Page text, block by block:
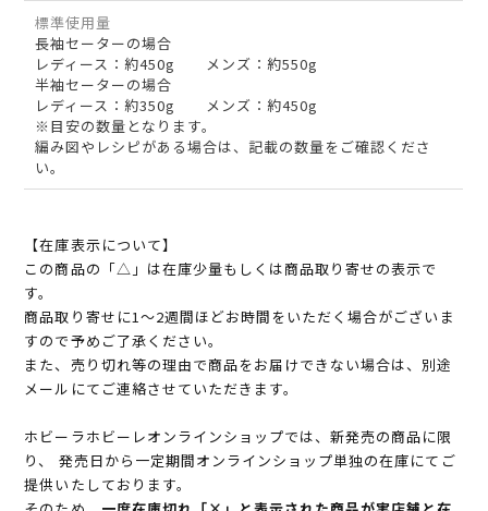
標準使用量
長袖セーターの場合
レディース：約450g メンズ：約550g
半袖セーターの場合
レディース：約350g メンズ：約450g
※目安の数量となります。
編み図やレシピがある場合は、記載の数量をご確認くださ
い。
【在庫表示について】
この商品の「△」は在庫少量もしくは商品取り寄せの表示で
す。
商品取り寄せに1～2週間ほどお時間をいただく場合がございま
すので予めご了承ください。
また、売り切れ等の理由で商品をお届けできない場合は、別途
メールにてご連絡させていただきます。
ホビーラホビーレオンラインショップでは、新発売の商品に限
り、 発売日から一定期間オンラインショップ単独の在庫にてご
提供いたしております。